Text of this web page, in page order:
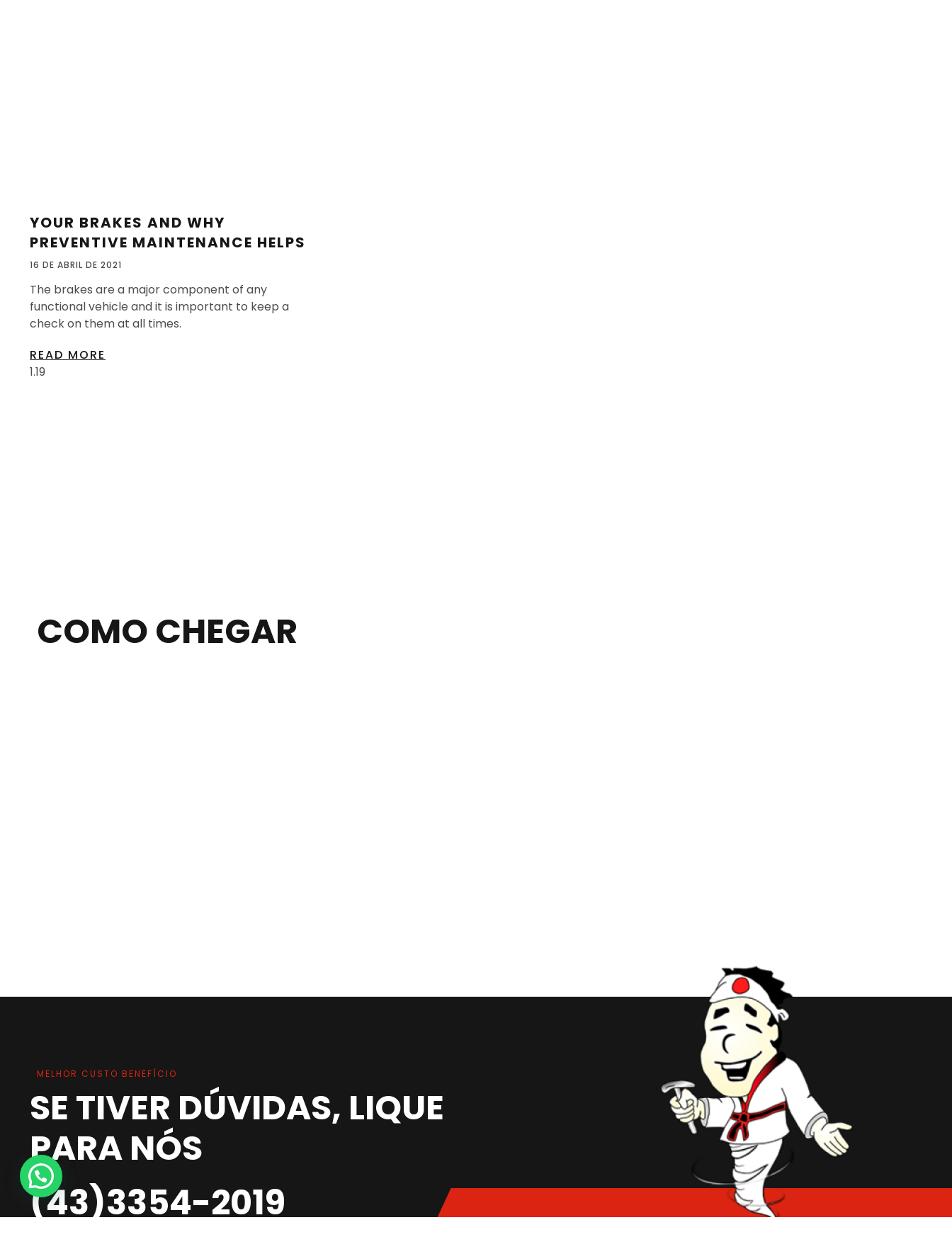
YOUR BRAKES AND WHY
PREVENTIVE MAINTENANCE HELPS
16 DE ABRIL DE 2021
The brakes are a major component of any
functional vehicle and it is important to keep a
check on them at all times.
READ MORE
COMO CHEGAR
MELHOR CUSTO BENEFÍCIO
SE TIVER DÚVIDAS, LIQUE
PARA NÓS
(43)3354-2019